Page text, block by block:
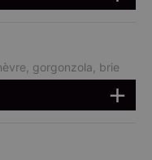
gorgonzola, brie